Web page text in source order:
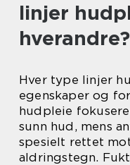
linjer
hverandre?
Hver type linjer
egenskaper og
hudpleie
sunn hud, mens
spesielt rettet
aldringstegn.